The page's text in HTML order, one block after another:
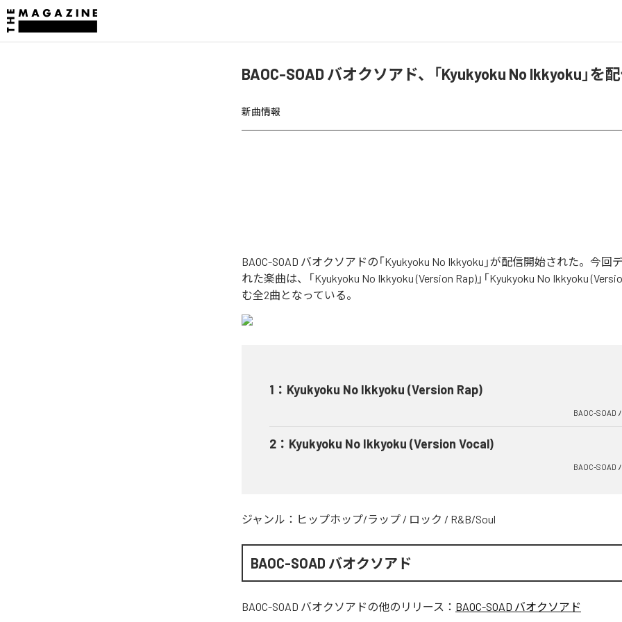
BAOC-SOAD バオクソアド、「Kyukyoku No Ikkyoku」を
新曲情報
BAOC-SOAD バオクソアドの「Kyukyoku No Ikkyoku」が配信開始された。今回
れた楽曲は、「Kyukyoku No Ikkyoku (Version Rap)」「Kyukyoku No Ikkyoku
む全2曲となっている。
1 ： Kyukyoku No Ikkyoku (Version Rap)
BAOC-SOAD
2 ： Kyukyoku No Ikkyoku (Version Vocal)
BAOC-SOAD
ジャンル： ヒップホップ/ラップ / ロック / R&B/Soul
BAOC-SOAD バオクソアド
BAOC-SOAD バオクソアドの他のリリース： BAOC-SOAD バオクソアド